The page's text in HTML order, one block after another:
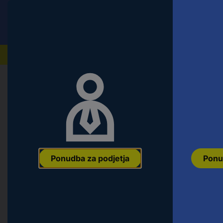
Ponudba za podjetja
Orodje & Delavnica Material za pritrditev
Blickle 615484 LSFE-SE 252K
kolesa: 250 mm Nosilnost (maks.):
4047526046477 Koda proizvajalca: Št. izdelka: